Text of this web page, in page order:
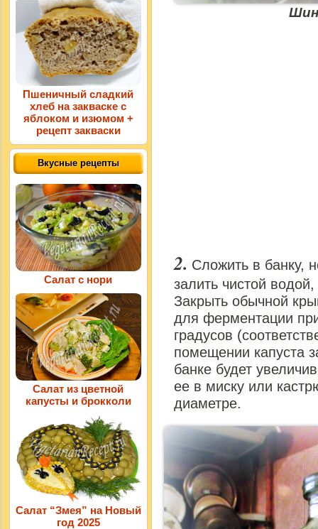
Сложить в банку,
залить чистой
Закрыть обычной
для ферментации
градусов
помещении капуста
банке будет
ее в миску или
диаметре.
Пшеничный сладкий
хлеб на закваске с
яблоком и изюмом +
рецепт закваски
Вкусные рецепты
Салат с нори
Салат из цветной
капусты и брокколи
Салат “Змея” на Новый
год 2025